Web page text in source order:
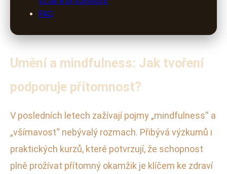
FAQ
Umění a mindfulness: Jak tvoření
podporuje přítomnost?
V posledních letech zažívají pojmy „mindfulness“ a
„všímavost“ nebývalý rozmach. Přibývá výzkumů i
praktických kurzů, které potvrzují, že schopnost
plně prožívat přítomný okamžik je klíčem ke zdraví